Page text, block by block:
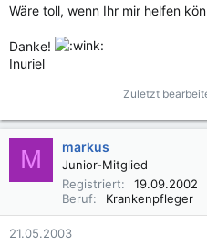
Wäre toll, wenn Ihr mir helfen
Danke!
Inuriel
Zuletzt
M markus
Junior-Mitglied
Registriert
19.09.2002
Beruf
Krankenpfleger
21.05.2003